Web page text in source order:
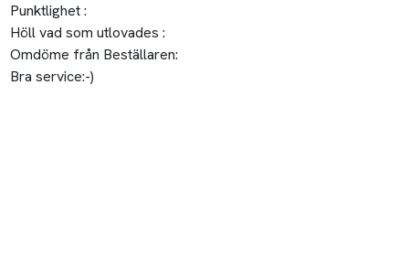
Punktlighet :
Höll vad som utlovades :
Omdöme från Beställaren:
Bra service:-)